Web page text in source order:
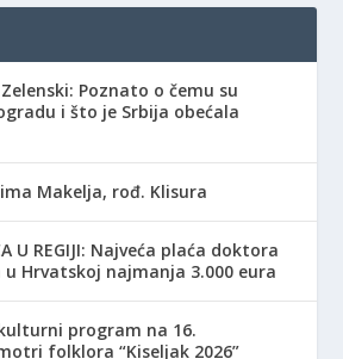
Poznato o čemu su
i što je Srbija obećala
Makelja, rođ. Klisura
U REGIJI: Najveća plaća doktora
u Hrvatskoj najmanja 3.000 eura
program na 16.
folklora “Kiseljak 2026”